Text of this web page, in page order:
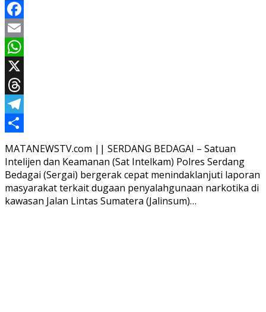
Facebook
Email
WhatsApp
X
Threads
Telegram
Share
MATANEWSTV.com || SERDANG BEDAGAI – Satuan
Intelijen dan Keamanan (Sat Intelkam) Polres Serdang
Bedagai (Sergai) bergerak cepat menindaklanjuti laporan
masyarakat terkait dugaan penyalahgunaan narkotika di
kawasan Jalan Lintas Sumatera (Jalinsum)…